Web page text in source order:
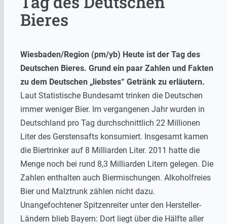
Bieres
Wiesbaden/Region (pm/yb) Heute ist der Tag des
Deutschen Bieres. Grund ein paar Zahlen und Fakten
zu dem Deutschen „liebstes“ Getränk zu erläutern.
Laut Statistische Bundesamt trinken die Deutschen
immer weniger Bier. Im vergangenen Jahr wurden in
Deutschland pro Tag durchschnittlich 22 Millionen
Liter des Gerstensafts konsumiert. Insgesamt kamen
die Biertrinker auf 8 Milliarden Liter. 2011 hatte die
Menge noch bei rund 8,3 Milliarden Litern gelegen. Die
Zahlen enthalten auch Biermischungen. Alkoholfreies
Bier und Malztrunk zählen nicht dazu.
Unangefochtener Spitzenreiter unter den Hersteller-
Ländern blieb Bayern: Dort liegt über die Hälfte aller